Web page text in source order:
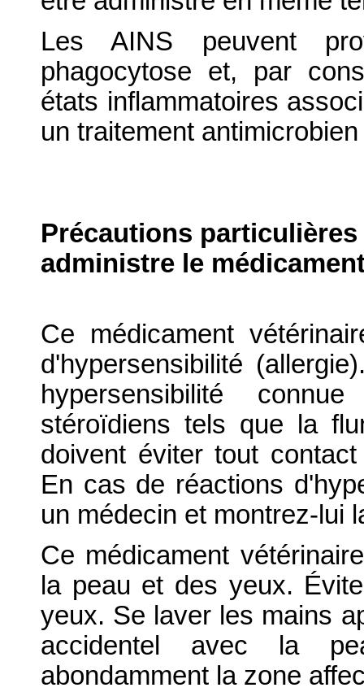
Les AINS peuvent
phagocytose et, par
états inflammatoires
un traitement
Précautions
administre le
Ce médicament
d'hypersensibilité
hypersensibilité
stéroïdiens tels que la
doivent éviter tout
En cas de réactions
un médecin et montrez-lui
Ce médicament
la peau et des yeux.
yeux. Se laver les mains
accidentel avec la
abondamment la zone